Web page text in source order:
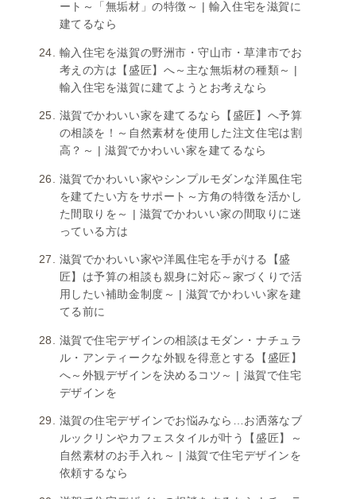
ート～「無垢材」の特徴～ | 輸入住宅を滋賀に
建てるなら
輸入住宅を滋賀の野洲市・守山市・草津市でお
考えの方は【盛匠】へ～主な無垢材の種類～ |
輸入住宅を滋賀に建てようとお考えなら
滋賀でかわいい家を建てるなら【盛匠】へ予算
の相談を！～自然素材を使用した注文住宅は割
高？～ | 滋賀でかわいい家を建てるなら
滋賀でかわいい家やシンプルモダンな洋風住宅
を建てたい方をサポート～方角の特徴を活かし
た間取りを～ | 滋賀でかわいい家の間取りに迷
っている方は
滋賀でかわいい家や洋風住宅を手がける【盛
匠】は予算の相談も親身に対応～家づくりで活
用したい補助金制度～ | 滋賀でかわいい家を建
てる前に
滋賀で住宅デザインの相談はモダン・ナチュラ
ル・アンティークな外観を得意とする【盛匠】
へ～外観デザインを決めるコツ～ | 滋賀で住宅
デザインを
滋賀の住宅デザインでお悩みなら…お洒落なブ
ルックリンやカフェスタイルが叶う【盛匠】～
自然素材のお手入れ～ | 滋賀で住宅デザインを
依頼するなら